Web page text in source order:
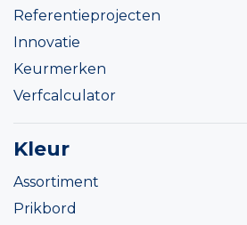
Referentieprojecten
Innovatie
Keurmerken
Verfcalculator
Kleur
Assortiment
Prikbord